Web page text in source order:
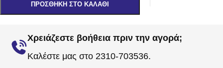
ΠΡΟΣΘΉΚΗ ΣΤΟ ΚΑΛΆΘΙ
Χρειάζεστε βοήθεια πριν την αγορά;
Καλέστε μας στο 2310-703536.